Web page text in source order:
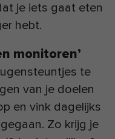
je iets gaat eten
hebt.
monitoren’
te
van je doelen
en vink dagelijks
Zo krijg je